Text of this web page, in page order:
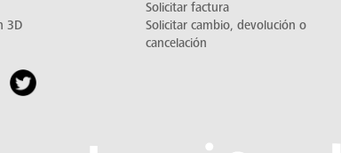
3D
Solicitar factura
Solicitar cambio, devolución o
cancelación